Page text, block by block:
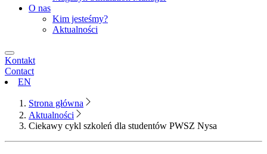
O nas
Kim jesteśmy?
Aktualności
Kontakt
Contact
EN
Strona główna
Aktualności
Ciekawy cykl szkoleń dla studentów PWSZ Nysa